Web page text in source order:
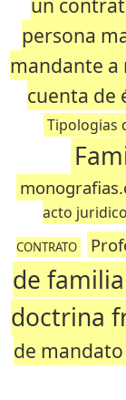
persona
mandante a
cuenta de
Tipologias
acto
CONTRATO
de familia
doctrina
de mandato